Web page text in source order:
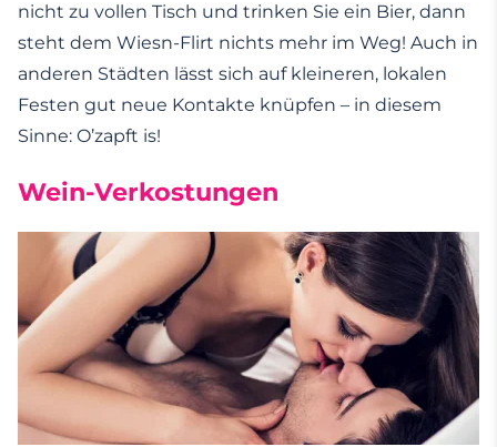
nicht zu vollen Tisch und trinken Sie ein Bier, dann
steht dem Wiesn-Flirt nichts mehr im Weg! Auch in
anderen Städten lässt sich auf kleineren, lokalen
Festen gut neue Kontakte knüpfen – in diesem
Sinne: O’zapft is!
Wein-Verkostungen